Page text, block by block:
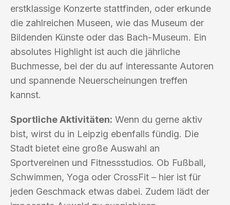
erstklassige Konzerte stattfinden, oder erkunde
die zahlreichen Museen, wie das Museum der
Bildenden Künste oder das Bach-Museum. Ein
absolutes Highlight ist auch die jährliche
Buchmesse, bei der du auf interessante Autoren
und spannende Neuerscheinungen treffen
kannst.
Sportliche Aktivitäten: Wenn du gerne aktiv
bist, wirst du in Leipzig ebenfalls fündig. Die
Stadt bietet eine große Auswahl an
Sportvereinen und Fitnessstudios. Ob Fußball,
Schwimmen, Yoga oder CrossFit – hier ist für
jeden Geschmack etwas dabei. Zudem lädt der